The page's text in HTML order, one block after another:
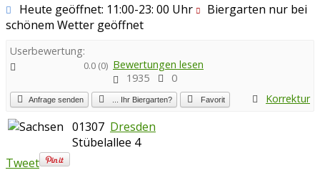
Heute geöffnet: 11:00-23: 00 Uhr
Biergarten nur bei
schönem Wetter geöffnet
Userbewertung:
0.0 (0) Bewertungen lesen
1935
0
Anfrage senden ... Ihr Biergarten? Favorit Korrektur
01307 Dresden
Stübelallee 4
Tweet